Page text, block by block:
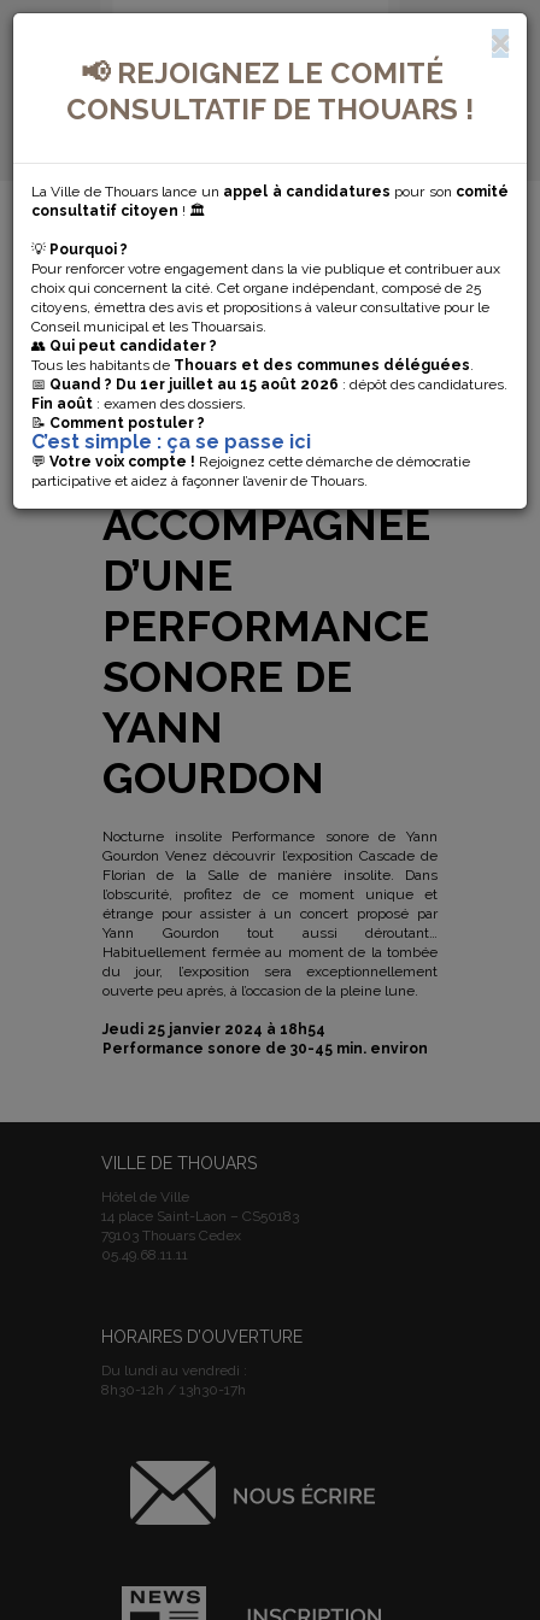
📢 REJOIGNEZ LE COMITÉ
CONSULTATIF DE THOUARS !
La Ville de Thouars lance un appel à candidatures pour son comité
consultatif citoyen ! 🏛️
💡 Pourquoi ?
Pour renforcer votre engagement dans la vie publique et contribuer aux
choix qui concernent la cité. Cet organe indépendant, composé de 25
citoyens, émettra des avis et propositions à valeur consultative pour le
Conseil municipal et les Thouarsais.
👥 Qui peut candidater ?
Tous les habitants de Thouars et des communes déléguées.
📅 Quand ? Du 1er juillet au 15 août 2026 : dépôt des candidatures.
Fin août : examen des dossiers.
📝 Comment postuler ?
C’est simple : ça se passe ici
💬 Votre voix compte ! Rejoignez cette démarche de démocratie
participative et aidez à façonner l’avenir de Thouars.
MENU DE NAVIGATION...
VISITE
NOCTURNE DE
L’EXPOSITION
DE FLORIAN DE
LA SALLE,
ACCOMPAGNÉE
D’UNE
PERFORMANCE
SONORE DE
YANN
GOURDON
Nocturne insolite Performance sonore de Yann
Gourdon Venez découvrir l’exposition Cascade de
Florian de la Salle de manière insolite. Dans
l’obscurité, profitez de ce moment unique et
étrange pour assister à un concert proposé par
Yann Gourdon tout aussi déroutant…
Habituellement fermée au moment de la tombée
du jour, l’exposition sera exceptionnellement
ouverte peu après, à l’occasion de la pleine lune.
Jeudi 25 janvier 2024 à 18h54
Performance sonore de 30-45 min. environ
VILLE DE THOUARS
Hôtel de Ville
14 place Saint-Laon – CS50183
79103 Thouars Cedex
05.49.68.11.11
HORAIRES D’OUVERTURE
Du lundi au vendredi :
8h30-12h / 13h30-17h